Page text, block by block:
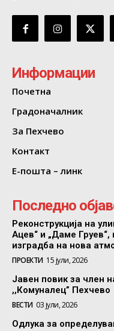
Информации
Почетна
Градоначалник
За Пехчево
Контакт
Е-пошта – линк
Последно
Реконструкција на
Ацев“ и „Даме Груев“,
изградба на нова
ПРОЕКТИ 15 јули, 2026
Јавен повик за член
,,Комуналец” Пехчево
ВЕСТИ 03 јули, 2026
Одлука за